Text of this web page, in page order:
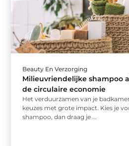
Beauty En Verzorging
Milieuvriendelijke shampoo
de circulaire economie
Het verduurzamen van je
keuzes met grote impact. Kies je
shampoo, dan draag je ...